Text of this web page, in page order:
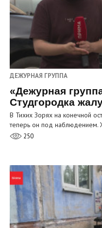
ДЕЖУРНАЯ ГРУППА
«Дежурная
Студгородка
В Тихих Зорях на конечной
теперь он под наблюдением.
250